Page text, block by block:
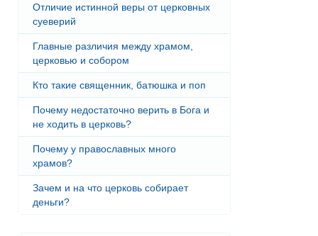
Отличие истинной веры от церковных
суеверий
Главные различия между храмом,
церковью и собором
Кто такие священник, батюшка и поп
Почему недостаточно верить в Бога и
не ходить в церковь?
Почему у православных много
храмов?
Зачем и на что церковь собирает
деньги?